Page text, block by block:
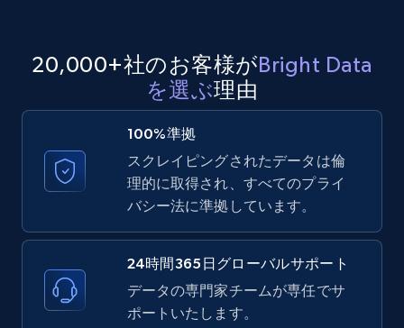
LinkedIn posts - Discover posts by Profile
URL
URL, ID, User id, Use url, Title, Headline, Post
text, Date posted, and more.
1.5K+ 無料トライアル
20,000+社のお客様がBright Data
を選ぶ理由
100%準拠
スクレイピングされたデータは倫
理的に取得され、すべてのプライ
バシー法に準拠しています。
24時間365日グローバルサポート
データの専門家チームが専任でサ
ポートいたします。